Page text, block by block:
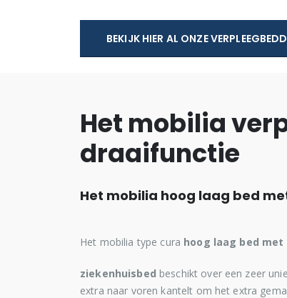
BEKIJK HIER AL ONZE
Het mobilia
draaifunctie
Het mobilia hoog laag bed
Het mobilia type cura hoog laag bed
ziekenhuisbed beschikt over een zeer
extra naar voren kantelt om het extra